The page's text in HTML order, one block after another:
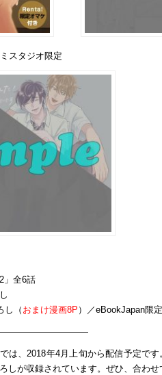
スタジオ限定
」全6話
し（ おまけ漫画8P ）／eBookJapan限
は、2018年4月上旬から配信予定で
しが収録されています。ぜひ、合わせ